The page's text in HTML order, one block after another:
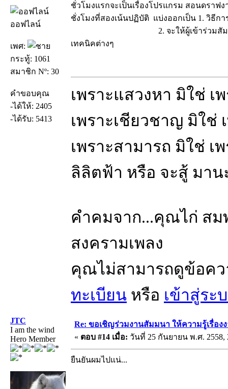
ออฟไลน์
เพศ:
กระทู้: 1061
สมาชิก Nº: 30
คำขอบคุณ
-ได้ให้: 2405
-ได้รับ: 5413
ชั่วโมงแรกจะเป็นเรื่องโปรแกรม สอนดราฟ
ชั่งโมงที่สองเน้นปฏิบัติ แบ่งออกเป็น 1. วิธีก
2. จะให้ผู้เข้าร่วมสัมมนาร่วม
เทคนิคต่างๆ
เพราะแสวงหา มิใช่ เ
เพราะเชียวชาญ มิใช่
เพราะสามารถ มิใช่ เ
ลิลิตฟ้า หรือ จะสู้ มา
คำคมจาก...คุณไก่ สม
สงครามเพลง
คุณไม่สามารถดูข้อค
ทะเบียน หรือ เข้าสู่ระ
JTC
I am the wind
Hero Member
Re: ขอเชิญร่วมงานสัมมนา ให้ความรู้เรื่อง
« ตอบ #14 เมื่อ: วันที่ 25 กันยายน พ.ศ. 2558,
ยืนยันผมไปแน่...